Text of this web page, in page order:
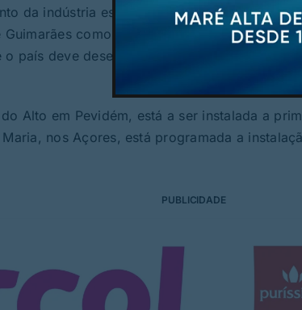
da indústria espacial portuguesa. O
como complementar ao
país deve desenvolver toda a cadeia de
Alto em Pevidém, está a ser instalada a
nos Açores, está programada a
PUBLICIDADE